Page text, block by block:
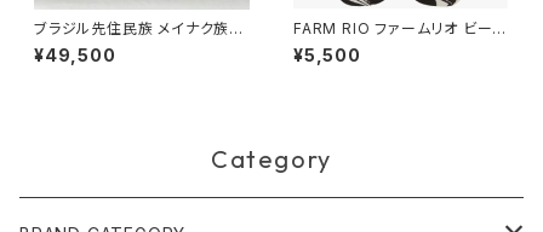
ブラジル先住民族 メイナク族の
椅子 ベニコンゴウインコ 全長4
0cm
¥49,500
FARM RIO ファームリオ ビーチ
サンダル Havaianas Copatu
cano
¥5,500
Category